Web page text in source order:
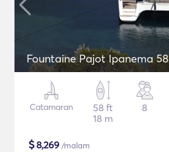
Fountaine Pajot Ipanema 58
Catamaran
58 ft
18 m
8
$8,269 /malam